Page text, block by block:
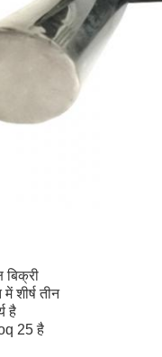
बिक्री
शीर्ष तीन
है
25 है